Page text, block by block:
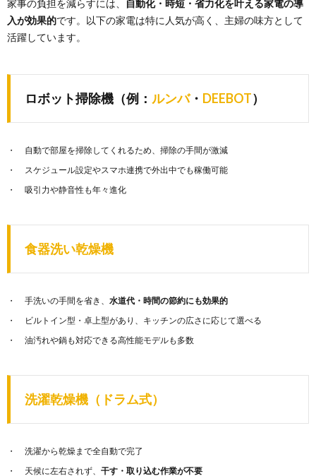
家事の負担を減らすには、
自動化・時短・省力化を叶える家電の導
入が効果的です。以下の家電は特に人気が高く、主婦の味方として
活躍しています。
ロボット掃除機（例： ルンバ・ DEEBOT）
自動で部屋を掃除してくれるため、掃除の手間が激減
スケジュール設定やスマホ連携で外出中でも稼働可能
吸引力や静音性も年々進化
食器洗い乾燥機
手洗いの手間を省き、 水道代・時間の節約にも効果的
ビルトイン型・卓上型があり、キッチンの広さに応じて選べる
油汚れや鍋も対応できる高性能モデルも多数
洗濯乾燥機（ドラム式）
洗濯から乾燥まで全自動で完了
天候に左右されず、 干す・取り込む作業が不要